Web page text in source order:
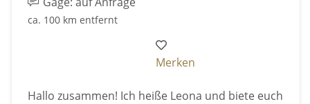
ca. 100 km entfernt
Merken
Hallo zusammen! Ich heiße Leona und biete euch